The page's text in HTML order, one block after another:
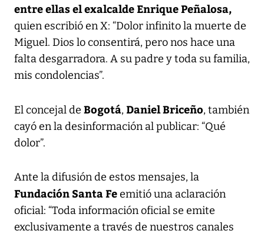
entre ellas el exalcalde Enrique Peñalosa,
quien escribió en X: “Dolor infinito la muerte de
Miguel. Dios lo consentirá, pero nos hace una
falta desgarradora. A su padre y toda su familia,
mis condolencias”.
El concejal de Bogotá, Daniel Briceño, también
cayó en la desinformación al publicar: “Qué
dolor”.
Ante la difusión de estos mensajes, la
Fundación Santa Feemitió una aclaración
oficial: “Toda información oficial se emite
exclusivamente a través de nuestros canales